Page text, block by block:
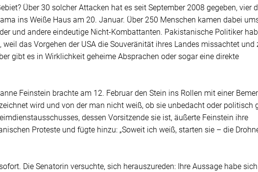
Über 30 solcher Attacken hat es seit September 2008 gegeben, vier
ins Weiße Haus am 20. Januar. Über 250 Menschen kamen dabei
und andere eindeutige Nicht-Kombattanten. Pakistanische Politiker
das Vorgehen der USA die Souveränität ihres Landes missachtet und
gibt es in Wirklichkeit geheime Absprachen oder sogar eine direkte
Feinstein brachte am 12. Februar den Stein ins Rollen mit einer
wird und von der man nicht weiß, ob sie unbedacht oder politisch
dessen Vorsitzende sie ist, äußerte Feinstein ihre
Proteste und fügte hinzu: „Soweit ich weiß, starten sie – die
Die Senatorin versuchte, sich herauszureden: Ihre Aussage habe